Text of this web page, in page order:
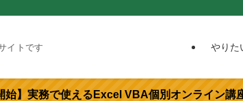
イトです やりた
始】実務で使えるExcel VBA個別オンライン講